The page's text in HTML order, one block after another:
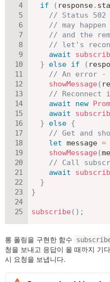
if ( response.
// Status 502
// may
// and the
// let's
await
}
else if (
// An error -
showMessage (
// Reconnect
await
new
await
}
else {
// Get and
let message =
showMessage (
// Call
await
}
}
subscribe ( ) ;
롱 폴링을 구현한 함수
청을 보내고 응답이 올 때까지 기
시 요청을 보냅니다.